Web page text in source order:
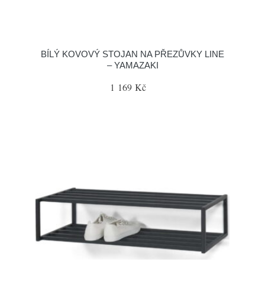
BÍLÝ KOVOVÝ STOJAN NA PŘEZŮVKY LINE
– YAMAZAKI
1 169 Kč